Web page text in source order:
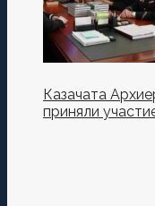
Казачата
приняли